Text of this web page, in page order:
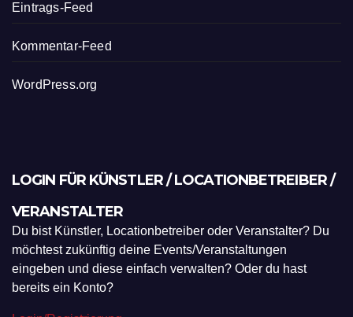
Eintrags-Feed
Kommentar-Feed
WordPress.org
LOGIN FÜR KÜNSTLER / LOCATIONBETREIBER /
VERANSTALTER
Du bist Künstler, Locationbetreiber oder Veranstalter? Du
möchtest zukünftig deine Events/Veranstaltungen
eingeben und diese einfach verwalten? Oder du hast
bereits ein Konto?